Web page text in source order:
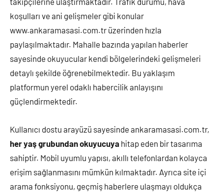
koşulları ve ani gelişmeler gibi konular
www.ankaramasasi.com.tr üzerinden hızla
paylaşılmaktadır. Mahalle bazında yapılan haberler
sayesinde okuyucular kendi bölgelerindeki gelişmeleri
detaylı şekilde öğrenebilmektedir. Bu yaklaşım
platformun yerel odaklı habercilik anlayışını
güçlendirmektedir.
Kullanıcı dostu arayüzü sayesinde ankaramasasi.com.tr,
her yaş grubundan okuyucuya hitap eden bir tasarıma
sahiptir. Mobil uyumlu yapısı, akıllı telefonlardan kolayca
erişim sağlanmasını mümkün kılmaktadır. Ayrıca site içi
arama fonksiyonu, geçmiş haberlere ulaşmayı oldukça